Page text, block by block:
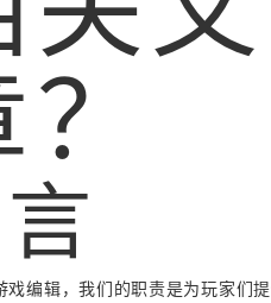
戏编辑，我们的职责是为玩家们